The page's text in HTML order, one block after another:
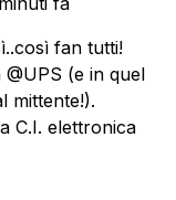
fan tutti!
(e in quel
mittente!).
C.I. elettronica